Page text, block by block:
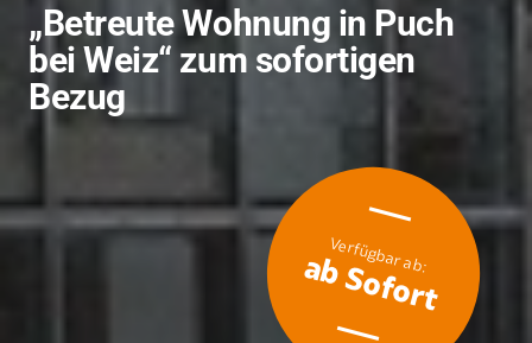
„Betreute Wohnung in Puch
bei Weiz“ zum sofortigen
Bezug
ab Sofort